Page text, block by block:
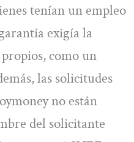
tenían un empleo
exigía la
como un
las solicitudes
no están
del solicitante